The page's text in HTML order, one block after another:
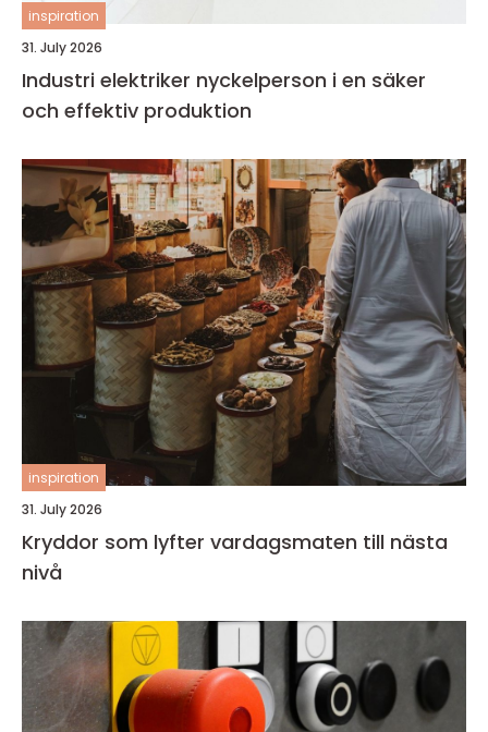
inspiration
31. July 2026
Industri elektriker nyckelperson i en säker
och effektiv produktion
inspiration
31. July 2026
Kryddor som lyfter vardagsmaten till nästa
nivå